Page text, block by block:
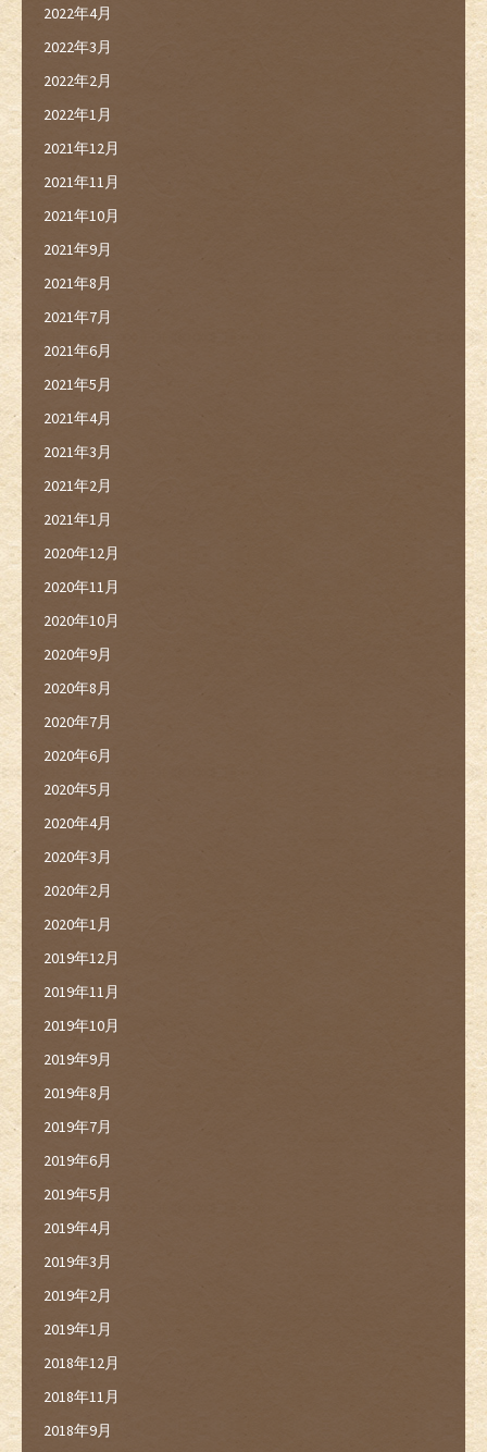
2022年4月
2022年3月
2022年2月
2022年1月
2021年12月
2021年11月
2021年10月
2021年9月
2021年8月
2021年7月
2021年6月
2021年5月
2021年4月
2021年3月
2021年2月
2021年1月
2020年12月
2020年11月
2020年10月
2020年9月
2020年8月
2020年7月
2020年6月
2020年5月
2020年4月
2020年3月
2020年2月
2020年1月
2019年12月
2019年11月
2019年10月
2019年9月
2019年8月
2019年7月
2019年6月
2019年5月
2019年4月
2019年3月
2019年2月
2019年1月
2018年12月
2018年11月
2018年9月